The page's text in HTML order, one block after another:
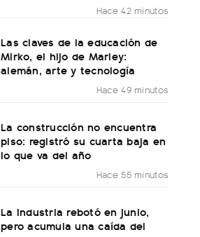
Hace 42 minutos
Las claves de la educación de
Mirko, el hijo de Marley:
alemán, arte y tecnología
Hace 49 minutos
La construcción no encuentra
piso: registró su cuarta baja en
lo que va del año
Hace 55 minutos
La industria rebotó en junio,
pero acumula una caída del